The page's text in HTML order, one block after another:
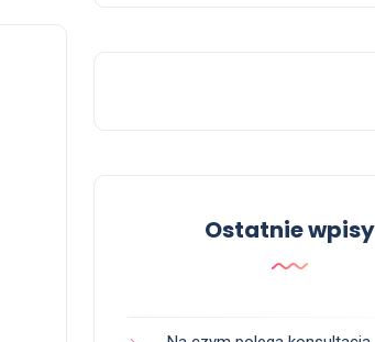
Ostatnie wpisy